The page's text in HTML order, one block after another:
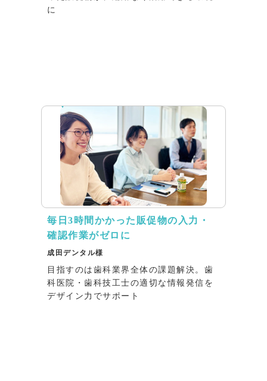
に
毎日3時間かかった販促物の入力・
確認作業がゼロに
成田デンタル様
目指すのは歯科業界全体の課題解決。歯
科医院・歯科技工士の適切な情報発信を
デザイン力でサポート